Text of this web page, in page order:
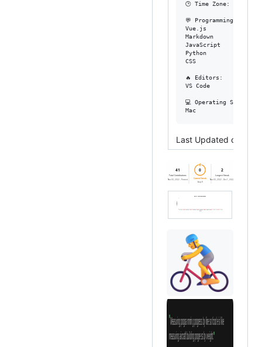
🕑︎ Time Zone: Asia/
💬 Programming
Vue.js
Markdown
JavaScript
Python
CSS                      1
🔥 Editors:
VS Code
💻 Operating System:
Last Updated on 18/